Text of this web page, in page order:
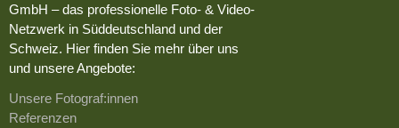
GmbH – das professionelle Foto- & Video-
Netzwerk in Süddeutschland und der
Schweiz. Hier finden Sie mehr über uns
und unsere Angebote:
Unsere Fotograf:innen
Referenzen